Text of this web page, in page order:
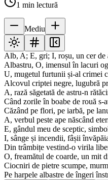
1 min lectură
Mediu
Alb, A; E, gri; I, roșu, un cer de
Albastru, O, imensul în lacuri
U, mugetul furtunii și-al crimei
Alcovul criptei negre, lugubră
A, rază săgetată de astru-n
Când zorile în boabe de rouă s-
Căzând pe flori, pe iarbă, pe
A, verbul peste ape născând
E, gândul meu de sceptic,
I, sânge și incendii, fâșii
Din trâmbițe vestind-o virila
O, freamătul de coarde, un mit
Ciocniri de pietre scumpe,
Pe harpele albastre de îngeri